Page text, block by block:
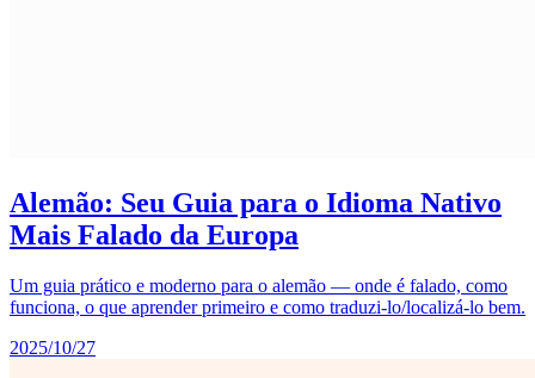
Alemão: Seu Guia para o Idioma Nativo
Mais Falado da Europa
Um guia prático e moderno para o alemão — onde é falado, como
funciona, o que aprender primeiro e como traduzi-lo/localizá-lo bem.
2025/10/27